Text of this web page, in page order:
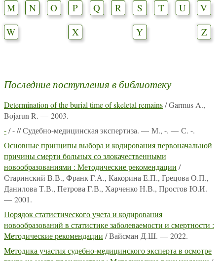
M
N O P Q R S T U
V
W
X Y Z
Последние поступления в библиотеку
Determination of the burial time of skeletal remains/ Garmus A.,
Bojarun R. — 2003.
-/ - // Судебно-медицинская экспертиза. — М., -. — С. -.
Основные принципы выбора и кодирования первоначальной
причины смерти больных со злокачественными
новообразованиями : Методические рекомендации /
Старинский В.В., Франк Г.А., Какорина Е.П., Грецова О.П.,
Данилова Т.В., Петрова Г.В., Харченко Н.В., Простов Ю.И.
— 2001.
Порядок статистического учета и кодирования
новообразований в статистике заболеваемости и смертности :
Методические рекомендации / Вайсман Д.Ш. — 2022.
Методика участия судебно-медицинского эксперта в осмотре